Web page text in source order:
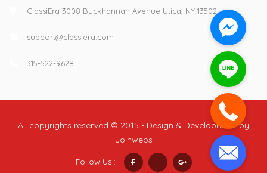
ClassiEra 3008 Buckhannan Avenue Utica, NY 13502
support@classiera.com
315-522-9628
All copyrights reserved © 2015 - Design & Development by
Joinwebs
Follow Us :